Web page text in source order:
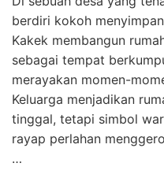
berdiri kokoh
Kakek membangun
sebagai tempat
merayakan momen-
Keluarga menjadikan
tinggal, tetapi simbol
rayap perlahan
…